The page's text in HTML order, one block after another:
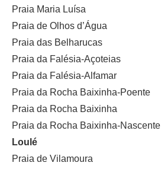
Praia Maria Luísa
Praia de Olhos d’Água
Praia das Belharucas
Praia da Falésia-Açoteias
Praia da Falésia-Alfamar
Praia da Rocha Baixinha-Poente
Praia da Rocha Baixinha
Praia da Rocha Baixinha-Nascente
Loulé
Praia de Vilamoura